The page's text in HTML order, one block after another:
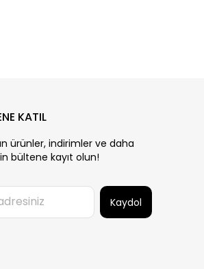
KATIL
ürünler, indirimler ve daha
bültene kayıt olun!
Kaydol